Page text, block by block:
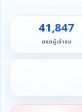
41,847
ยอดผู้เข้าชม